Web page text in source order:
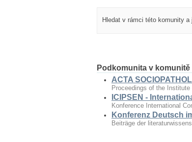
Hledat v rámci této komunity
Podkomunita v komunitě
ACTA
Proceedings of the
ICIPSEN -
Konference International
Konferenz Deutsch
Beiträge der